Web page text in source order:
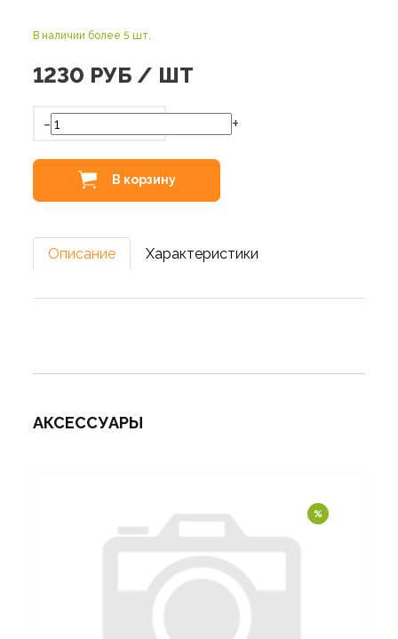
В наличии более 5 шт.
1230 РУБ / ШТ
- +
В корзину
Описание Характеристики
АКСЕССУАРЫ